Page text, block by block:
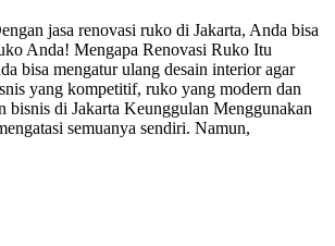
jasa renovasi ruko di Jakarta, Anda bisa
Anda! Mengapa Renovasi Ruko Itu
bisa mengatur ulang desain interior agar
yang kompetitif, ruko yang modern dan
bisnis di Jakarta Keunggulan Menggunakan
semuanya sendiri. Namun,